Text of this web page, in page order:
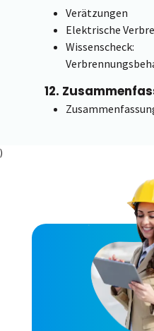
Verätzungen
Elektrische
Wissenscheck:
12.
)